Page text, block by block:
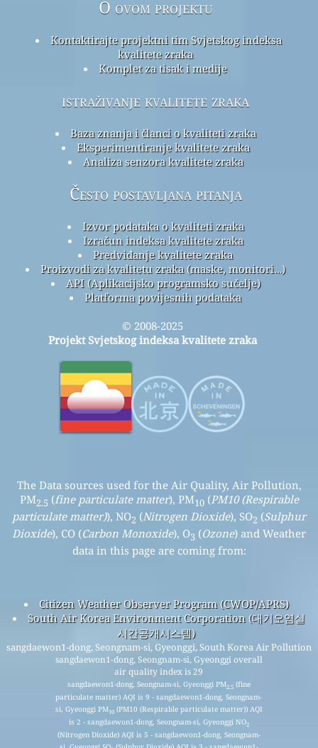
O ovom projektu
Kontaktirajte projektni tim Svjetskog indeksa
kvalitete zraka
Komplet za tisak i medije
istraživanje kvalitete zraka
Baza znanja i članci o kvaliteti zraka
Eksperimentiranje kvalitete zraka
Analiza senzora kvalitete zraka
Često postavljana pitanja
Izvor podataka o kvaliteti zraka
Izračun indeksa kvalitete zraka
Predviđanje kvalitete zraka
Proizvodi za kvalitetu zraka (maske, monitori…)
API (Aplikacijsko programsko sučelje)
Platforma povijesnih podataka
© 2008-2025
Projekt Svjetskog indeksa kvalitete zraka
The Data sources used for the Air Quality, Air Pollution,
PM2.5 (fine particulate matter), PM10(PM10 (Respirable
particulate matter)), NO2 (Nitrogen Dioxide), SO2 (Sulphur
Dioxide), CO (Carbon Monoxide), O3 (Ozone) and Weather
data in this page are coming from:
Citizen Weather Observer Program (CWOP/APRS)
South Air Korea Environment Corporation (대기오염실
시간공개시스템)
sangdaewon1-dong, Seongnam-si, Gyeonggi, South Korea Air Pollution
sangdaewon1-dong, Seongnam-si, Gyeonggi overall
air quality index is 29
sangdaewon1-dong, Seongnam-si, Gyeonggi PM2.5(fine
particulate matter) AQI is 9 - sangdaewon1-dong, Seongnam-
si, Gyeonggi PM10(PM10 (Respirable particulate matter)) AQI
is 2 - sangdaewon1-dong, Seongnam-si, Gyeonggi NO2
(Nitrogen Dioxide) AQI is 5 - sangdaewon1-dong, Seongnam-